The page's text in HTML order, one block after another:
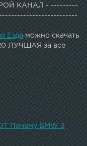
КАНАЛ - ---------
в Telegram: -----
Ездаможно скачать
ЛУЧШАЯ за все
Почему BMW 3